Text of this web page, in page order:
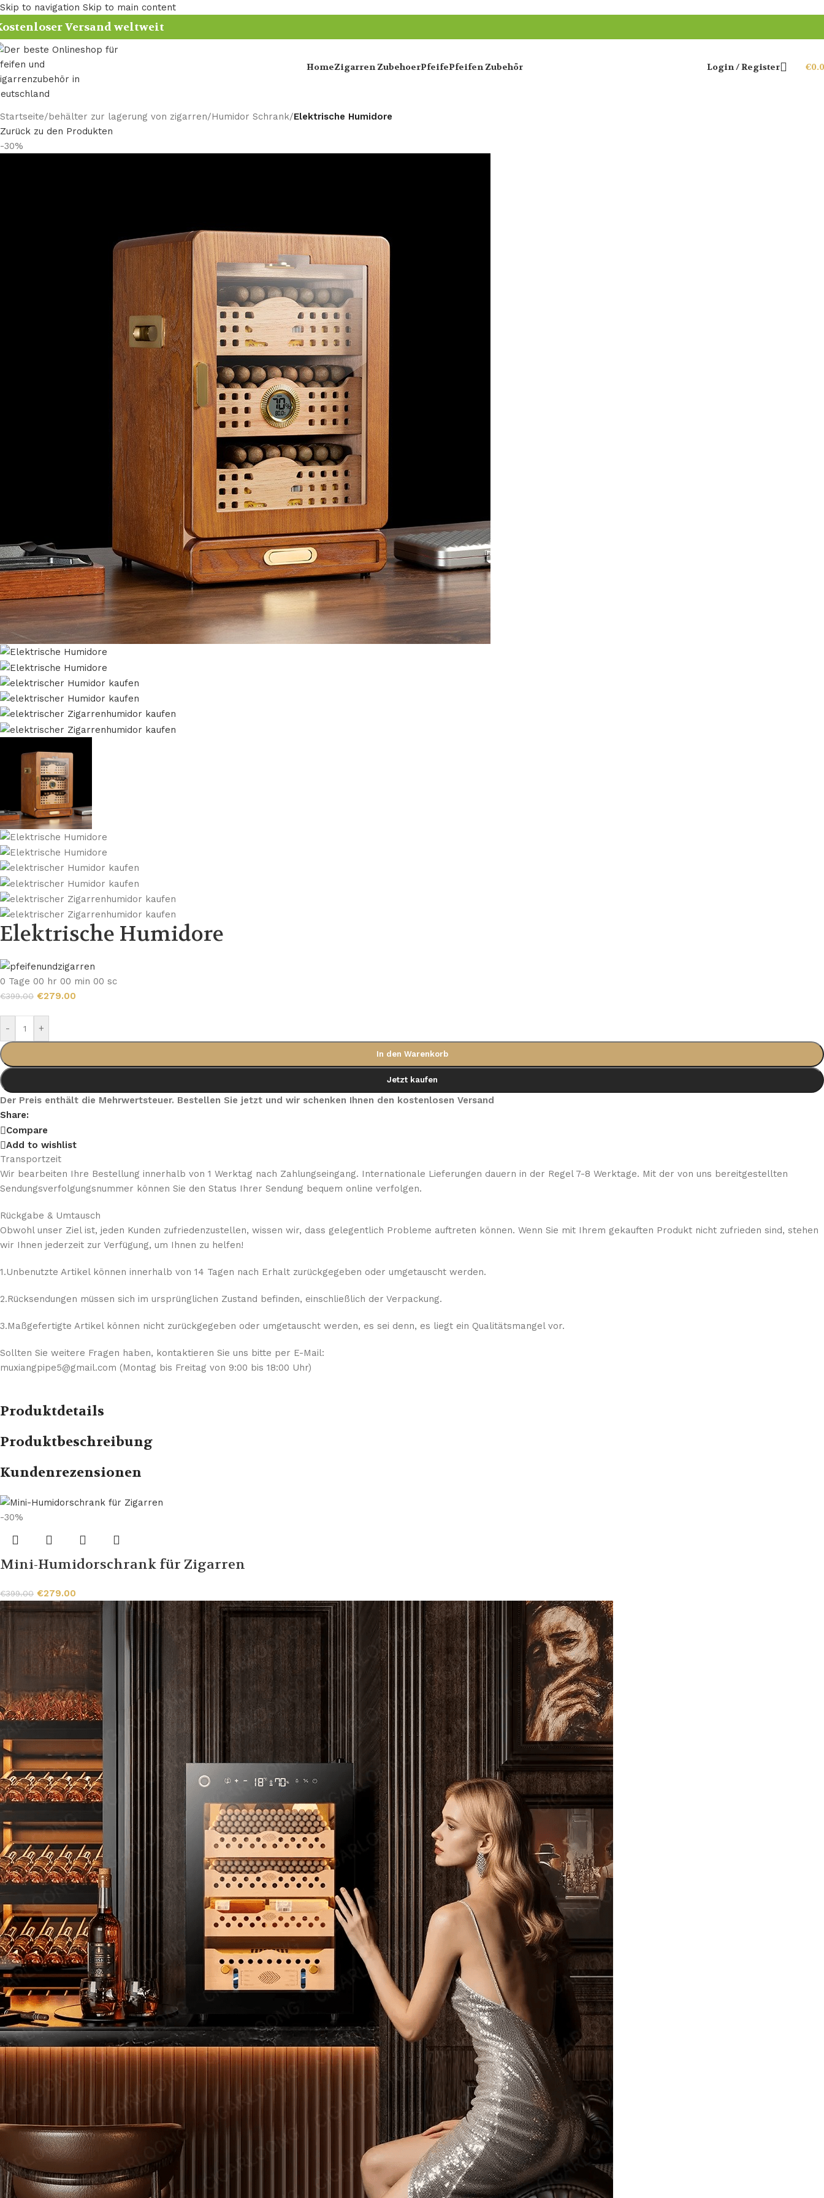
Skip to navigation Skip to main content
Versand weltweit
HomeZigarren ZubehoerPfeifePfeifen Zubehör Login / Register €
Startseite/behälter zur lagerung von zigarren​/Humidor Schrank/Elektrische Humidore
Zurück zu den Produkten
-30%
Elektrische Humidore
0 Tage 00 hr 00 min 00 sc
€399.00 €279.00
- +
In den Warenkorb
Jetzt kaufen
Der Preis enthält die Mehrwertsteuer. Bestellen Sie jetzt und wir schenken Ihnen den kostenlosen Versand
Share:
Compare
Add to wishlist
Transportzeit
Wir bearbeiten Ihre Bestellung innerhalb von 1 Werktag nach Zahlungseingang. Internationale Lieferungen dauern in der Regel 7-8 Werktage. Mit der von uns bereitgestellten
Sendungsverfolgungsnummer können Sie den Status Ihrer Sendung bequem online verfolgen.
Rückgabe & Umtausch
Obwohl unser Ziel ist, jeden Kunden zufriedenzustellen, wissen wir, dass gelegentlich Probleme auftreten können. Wenn Sie mit Ihrem gekauften Produkt nicht zufrieden sind, stehen
wir Ihnen jederzeit zur Verfügung, um Ihnen zu helfen!
1.Unbenutzte Artikel können innerhalb von 14 Tagen nach Erhalt zurückgegeben oder umgetauscht werden.
2.Rücksendungen müssen sich im ursprünglichen Zustand befinden, einschließlich der Verpackung.
3.Maßgefertigte Artikel können nicht zurückgegeben oder umgetauscht werden, es sei denn, es liegt ein Qualitätsmangel vor.
Sollten Sie weitere Fragen haben, kontaktieren Sie uns bitte per E-Mail:
muxiangpipe5@gmail.com (Montag bis Freitag von 9:00 bis 18:00 Uhr)
Produktdetails
Produktbeschreibung
Kundenrezensionen
-30%
Mini-Humidorschrank für Zigarren
€399.00 €279.00